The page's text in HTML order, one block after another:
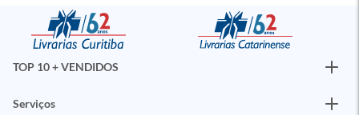
TOP 10 + VENDIDOS
Serviços